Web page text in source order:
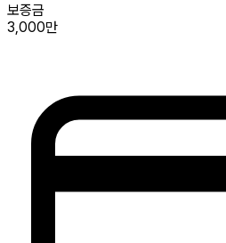
보증금
3,000만